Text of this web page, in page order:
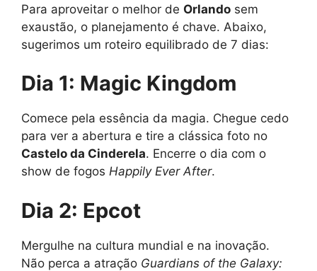
Para aproveitar o melhor de Orlando sem
exaustão, o planejamento é chave. Abaixo,
sugerimos um roteiro equilibrado de 7 dias:
Dia 1: Magic Kingdom
Comece pela essência da magia. Chegue cedo
para ver a abertura e tire a clássica foto no
Castelo da Cinderela. Encerre o dia com o
show de fogos Happily Ever After.
Dia 2: Epcot
Mergulhe na cultura mundial e na inovação.
Não perca a atração Guardians of the Galaxy: